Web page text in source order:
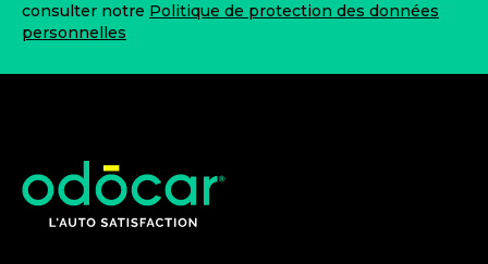
consulter notre Politique de protection des données
personnelles